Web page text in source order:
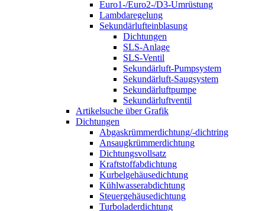
Euro1-/Euro2-/D3-Umrüstung
Lambdaregelung
Sekundärlufteinblasung
Dichtungen
SLS-Anlage
SLS-Ventil
Sekundärluft-Pumpsystem
Sekundärluft-Saugsystem
Sekundärluftpumpe
Sekundärluftventil
Artikelsuche über Grafik
Dichtungen
Abgaskrümmerdichtung/-dichtring
Ansaugkrümmerdichtung
Dichtungsvollsatz
Kraftstoffabdichtung
Kurbelgehäusedichtung
Kühlwasserabdichtung
Steuergehäusedichtung
Turboladerdichtung